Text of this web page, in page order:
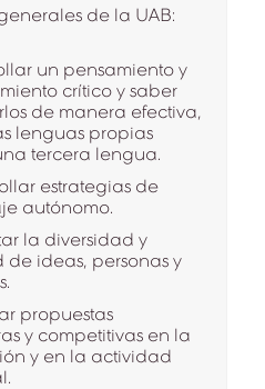
de la UAB:
un pensamiento y
crítico y saber
de manera efectiva,
lenguas propias
tercera lengua.
estrategias de
autónomo.
la diversidad y
ideas, personas y
propuestas
y competitivas en la
y en la actividad